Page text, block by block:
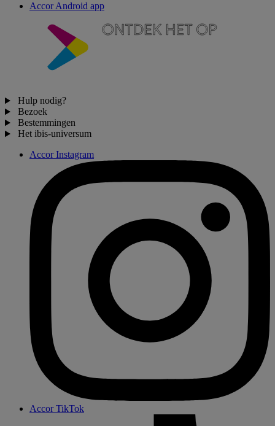
Accor Android app
Hulp nodig?
Bezoek
Bestemmingen
Het ibis-universum
Accor Instagram
Accor TikTok